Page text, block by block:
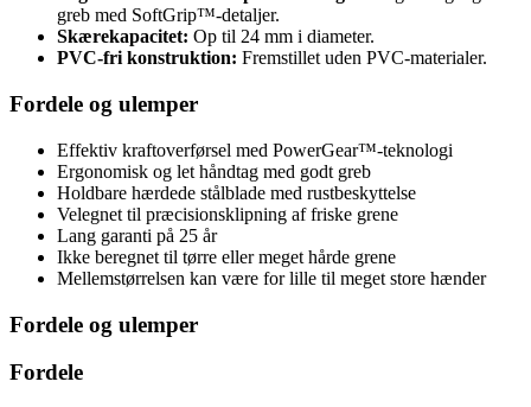
greb med SoftGrip™-detaljer.
Skærekapacitet: Op til 24 mm i diameter.
PVC-fri konstruktion: Fremstillet uden PVC-materialer.
Fordele og ulemper
Effektiv kraftoverførsel med PowerGear™-teknologi
Ergonomisk og let håndtag med godt greb
Holdbare hærdede stålblade med rustbeskyttelse
Velegnet til præcisionsklipning af friske grene
Lang garanti på 25 år
Ikke beregnet til tørre eller meget hårde grene
Mellemstørrelsen kan være for lille til meget store hænder
Fordele og ulemper
Fordele